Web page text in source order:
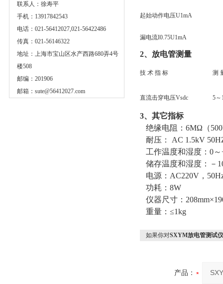
联系人：徐寿平
手机：13917842543
电话：021-56412027,021-56422486
传真：021-56146322
地址：上海市宝山区水产西路680弄4号
楼508
邮编：201906
邮箱： sute@56412027.com
起始动作电压U1mA
漏电流I0.75U1mA
2、放电管测量
技 术 指 标 测
直流击穿电压Vsdc 5～
3、其它指标
绝缘电阻：6MΩ（
耐压： AC 1.5kV
工作温度和湿度：0
储存温度和湿度：－
电源：AC220V，
功耗：8W
仪器尺寸：
重量：≤1kg
如果你对SXYM放电管测试仪
产品：